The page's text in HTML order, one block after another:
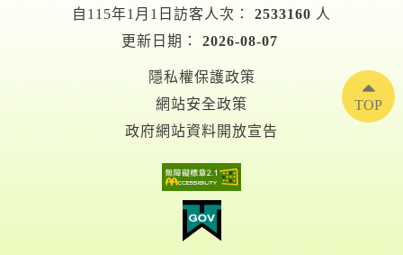
自115年1月1日訪客人次：
2533160 人
更新日期：
2026-08-07
隱私權保護政策
網站安全政策
政府網站資料開放宣告
TOP